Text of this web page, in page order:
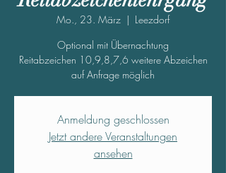
Mo., 23. März
  |
Leezdorf
Optional mit Übernachtung
Reitabzeichen 10,9,8,7,6 weitere Abzeichen
auf Anfrage möglich
Anmeldung geschlossen
Jetzt andere Veranstaltungen
ansehen